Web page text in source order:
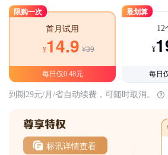
限购一次
首月试用
¥14.9 ¥39
每日仅0.48元
最划算
12
¥
每日
到期29元/月/省自动续费，可随时取消。
标讯详情查看